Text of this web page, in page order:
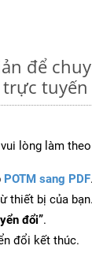
để
trực tuyến
vui lòng làm
POTM sang PDF.
thiết bị của bạn.
đổi”.
đổi kết thúc.